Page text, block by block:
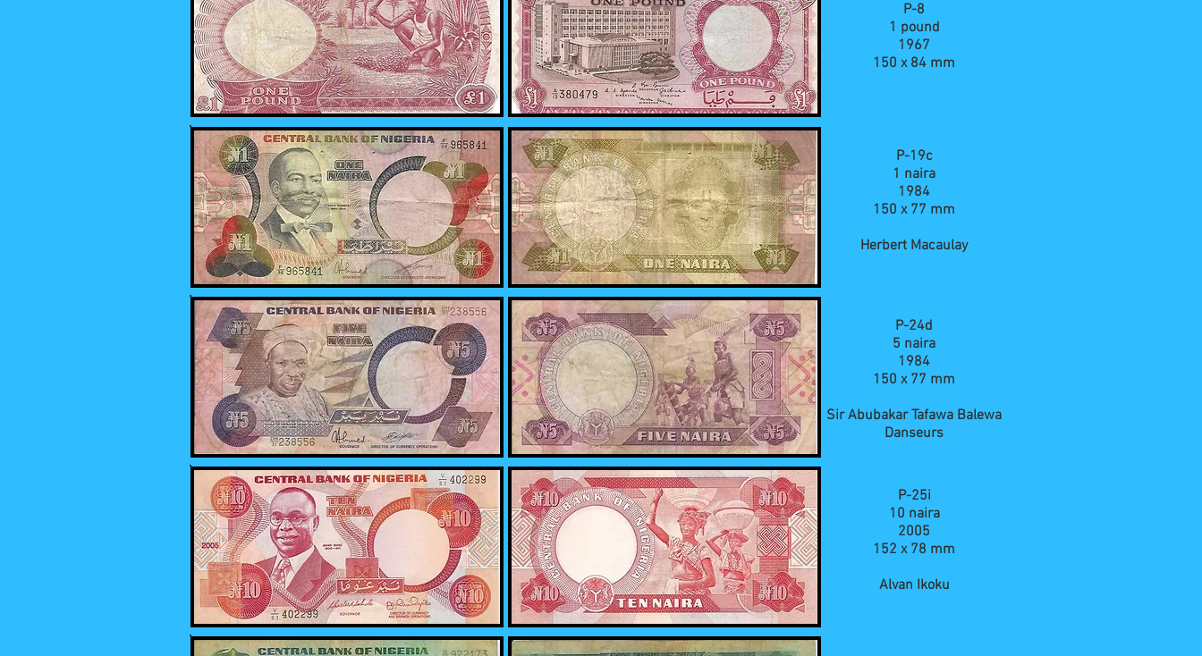
P-8
1 pound
1967
150 x 84 mm
P-19c
1 naira
1984
150 x 77 mm
Herbert Macaulay
P-24d
5 naira
1984
150 x 77 mm
Sir Abubakar Tafawa Balewa
Danseurs
P-25i
10 naira
2005
152 x 78 mm
Alvan Ikoku